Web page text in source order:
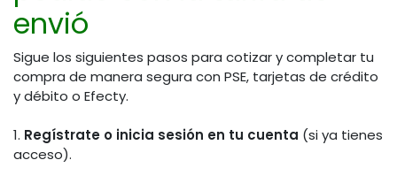
envió
Sigue los siguientes pasos para cotizar y completar tu
compra de manera segura con PSE, tarjetas de crédito
y débito o Efecty.
1. Regístrate o inicia sesión en tu cuenta (si ya tienes
acceso).